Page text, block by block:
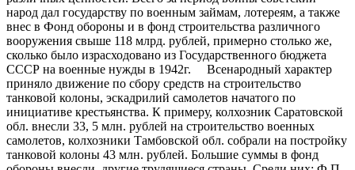
народ дал государству по военным займам, лотереям, а также
внес в Фонд обороны и в фонд строительства различного
вооружения свыше 118 млрд. рублей, примерно столько же,
сколько было израсходовано из Государственного бюджета
СССР на военные нужды в 1942г. Всенародный характер
приняло движение по сбору средств на строительство
танковой колоны, эскадрилий самолетов начатого по
инициативе крестьянства. К примеру, колхозник Саратовской
обл. внесли 33, 5 млн. рублей на строительство военных
самолетов, колхозники Тамбовской обл. собрали на постройку
танковой колоны 43 млн. рублей. Большие суммы в фонд